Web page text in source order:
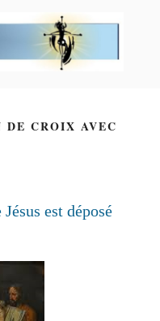
CROIX AVEC
est déposé